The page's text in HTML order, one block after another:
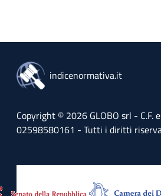
indicenormativa.it
Copyright © 2026 GLOBO srl - C.F.
02598580161 - Tutti i diritti